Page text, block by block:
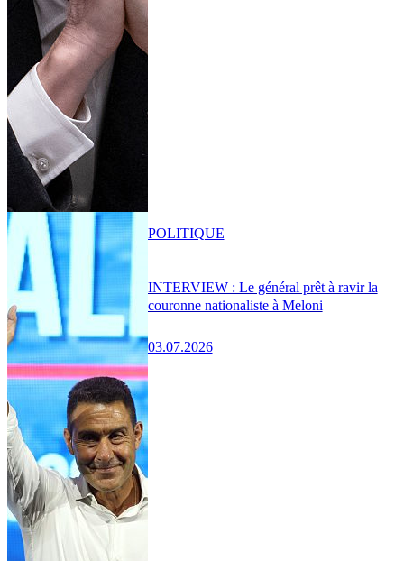
INTERVIEW : Le général prêt à ravir la
couronne nationaliste à Meloni
03.07.2026
POLITIQUE